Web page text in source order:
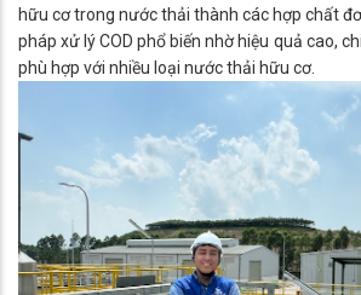
hữu cơ trong nước thải thành các hợp chất
pháp xử lý COD phổ biến nhờ hiệu quả cao,
phù hợp với nhiều loại nước thải hữu cơ.